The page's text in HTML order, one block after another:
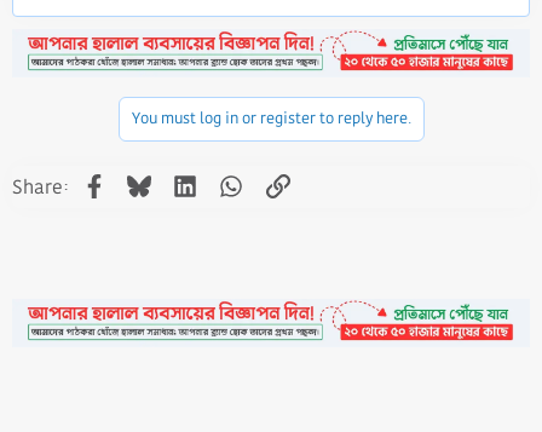
c
t
:
You must log in or register to reply here.
Share: Facebook
BlueskyLinkedInWhatsApp
Link